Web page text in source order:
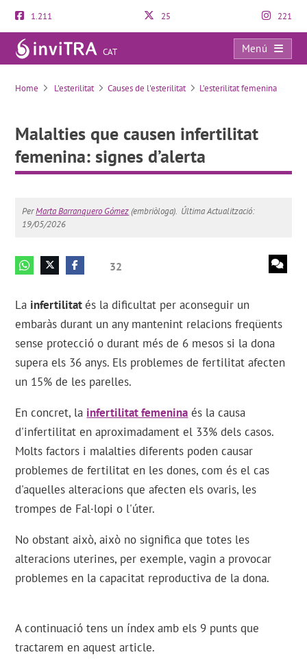
1.211 25 221
CAT
Menú
Malalties que causen infertilitat femenina: signes d’alerta
Home L'esterilitat Causes de l'esterilitat L’esterilitat femenina
Malalties que causen infertilitat
femenina: signes d’alerta
PerMarta Barranquero Gómez(embriòloga). Última Actualització:
19/05/2026
32
La infertilitatés la dificultat per aconseguir un
embaràs durant un any mantenint relacions freqüents
sense protecció o durant més de 6 mesos si la dona
supera els 36 anys. Els problemes de fertilitat afecten
un 15% de les parelles.
En concret, la infertilitat femenina és la causa
d'infertilitat en aproximadament el 33% dels casos.
Molts factors i malalties diferents poden causar
problemes de fertilitat en les dones, com és el cas
d'aquelles alteracions que afecten els ovaris, les
trompes de Fal·lopi o l'úter.
No obstant això, això no significa que totes les
alteracions uterines, per exemple, vagin a provocar
problemes en la capacitat reproductiva de la dona.
A continuació tens un índex amb els 9 punts que
tractarem en aquest article.